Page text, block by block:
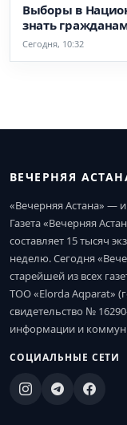
Выборы в
знать
Сегодня, 10:32
ВЕЧЕРНЯЯ
«Вечерняя Астана» —
Газета «Вечерняя
составляет 15 тысяч
неделю. Сегодня
старейшей из всех
ТОО «Elorda Aqparat»
свидетельство №
информации и
СОЦИАЛЬНЫЕ СЕТИ